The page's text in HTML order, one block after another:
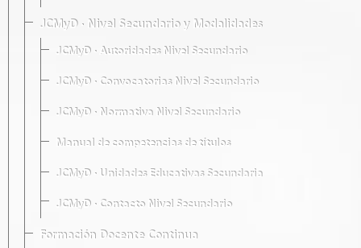
JCMyD · Nivel Secundario y Modalidades
JCMyD · Autoridades Nivel Secundario
JCMyD · Convocatorias Nivel Secundario
JCMyD · Normativa Nivel Secundario
Manual de competencias de títulos
JCMyD · Unidades Educativas Secundaria
JCMyD · Contacto Nivel Secundario
Formación Docente Continua